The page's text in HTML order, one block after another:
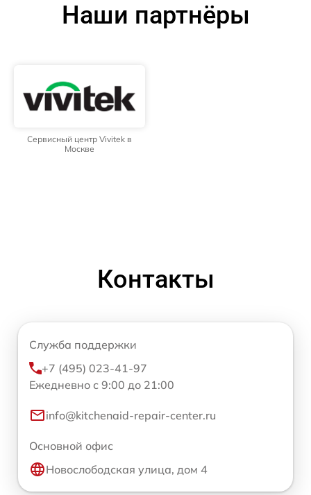
Наши партнёры
Сервисный центр Vivitek в
Москве
Контакты
Служба поддержки
+7 (495) 023-41-97
Ежедневно с 9:00 до 21:00
info@kitchenaid-repair-center.ru
Основной офис
Новослободская улица, дом 4